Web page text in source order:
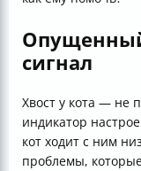
сигнал
Хвост у кота — не
индикатор
кот ходит с ним
проблемы,